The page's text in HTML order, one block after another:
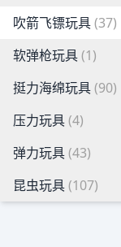
吹箭飞镖玩具(37)
软弹枪玩具(1)
挺力海绵玩具(90)
压力玩具(4)
弹力玩具(43)
昆虫玩具(107)